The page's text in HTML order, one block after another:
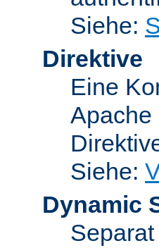
Siehe:
Direktive
Eine
Apache
Siehe:
Dynamic